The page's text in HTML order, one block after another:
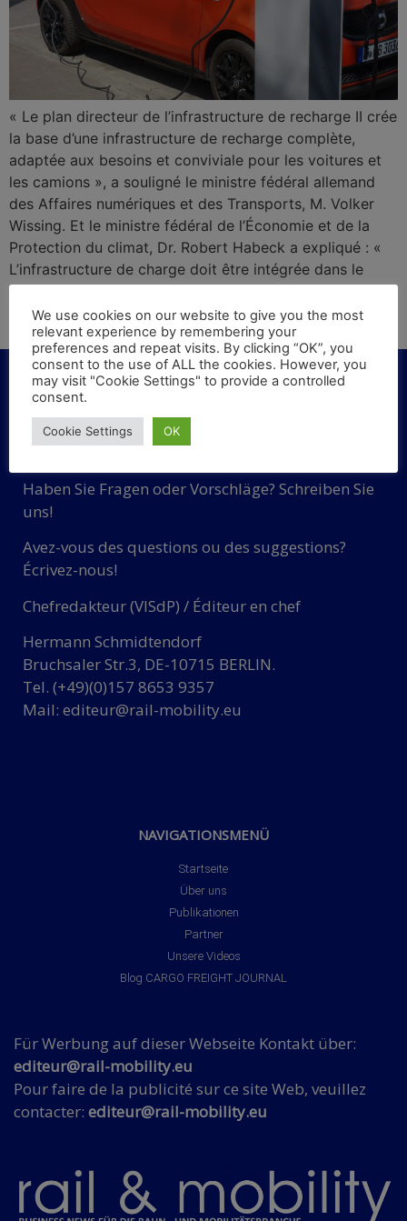
« Le plan directeur de l’infrastructure de recharge II crée
la base d’une infrastructure de recharge complète,
adaptée aux besoins et conviviale pour les voitures et
les camions », a souligné le ministre fédéral allemand
des Affaires numériques et des Transports, M. Volker
Wissing. Et le ministre fédéral de l’Économie et de la
Protection du climat, Dr. Robert Habeck a expliqué : «
L’infrastructure de charge doit être intégrée dans le
réseau électrique de manière compatible avec le
système. Un groupe de pilotage interdépartemental
coordonnera les travaux ultérieurs. »
KONTAKT
Haben Sie Fragen oder Vorschläge? Schreiben Sie
uns!
Avez-vous des questions ou des suggestions?
Écrivez-nous!
Chefredakteur (VISdP) / Éditeur en chef
Hermann Schmidtendorf
Bruchsaler Str.3, DE-10715 BERLIN.
Tel. (+49)(0)157 8653 9357
Mail: editeur@rail-mobility.eu
NAVIGATIONSMENÜ
Startseite
Über uns
Publikationen
Partner
Unsere Videos
Blog CARGO FREIGHT JOURNAL
Für Werbung auf dieser Webseite Kontakt über:
editeur@rail-mobility.eu
Pour faire de la publicité sur ce site Web, veuillez
contacter: editeur@rail-mobility.eu
We use cookies on our website to give you the most
relevant experience by remembering your
preferences and repeat visits. By clicking “OK”, you
consent to the use of ALL the cookies. However, you
may visit "Cookie Settings" to provide a controlled
consent.
Cookie Settings OK